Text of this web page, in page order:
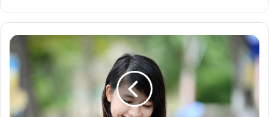
Schwachstellenzu analysieren und
Sicherheitsmaßnahmenin ihrem Unternehmen
zu etablieren, die ihnen dabei helfen sollen, zu
agieren anstatt nur zu reagieren. Die
Teilnahme am Kurs bereitet auf die GIAC
N
e
u
e
A